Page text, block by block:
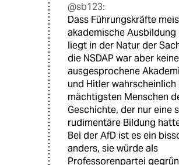
@sb123:
Dass Führungskräfte
akademische Ausbildung
liegt in der Natur der
die NSDAP war aber keine
ausgesprochene
und Hitler wahrscheinlich
mächtigsten Menschen
Geschichte, der nur eine
rudimentäre Bildung
Bei der AfD ist es ein
anders, sie würde als
Professorenpartei